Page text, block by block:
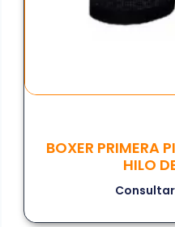
BOXER PRIMERA
HILO